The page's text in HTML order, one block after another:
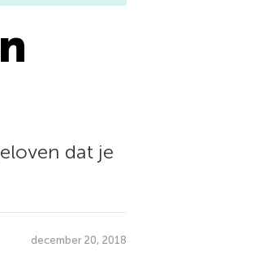
dat je
december 20, 2018